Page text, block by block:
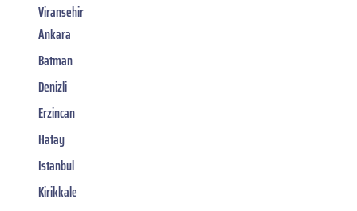
Viransehir
Ankara
Batman
Denizli
Erzincan
Hatay
Istanbul
Kirikkale